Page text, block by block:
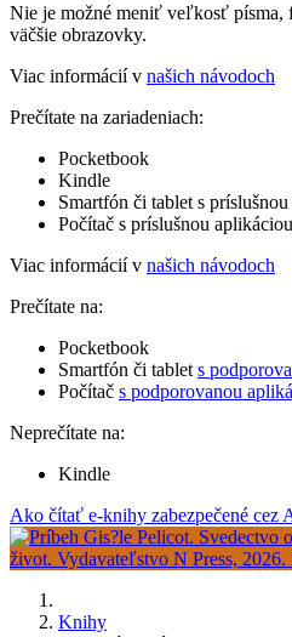
Nie je možné meniť veľkosť písma,
väčšie obrazovky.
Viac informácií v našich návodoch
Prečítate na zariadeniach:
Pocketbook
Kindle
Smartfón či tablet s
Počítač s príslušnou aplikáciou
Viac informácií v našich návodoch
Prečítate na:
Pocketbook
Smartfón či tablet s
Počítač s podporovanou
Neprečítate na:
Kindle
Ako čítať e-knihy zabezpečené cez
Knihy